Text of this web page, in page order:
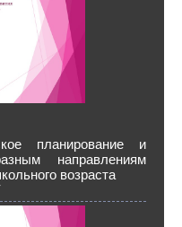
планирование и
направлениям
возраста